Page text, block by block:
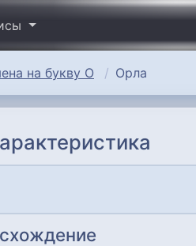
на букву О Орла